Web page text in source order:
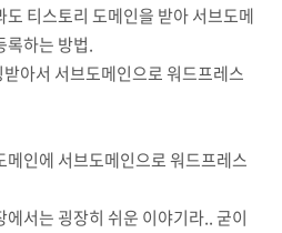
티스토리 도메인을 받아 서브도메
록하는 방법.
아서 서브도메인으로 워드프레스
인에 서브도메인으로 워드프레스
서는 굉장히 쉬운 이야기라.. 굳이